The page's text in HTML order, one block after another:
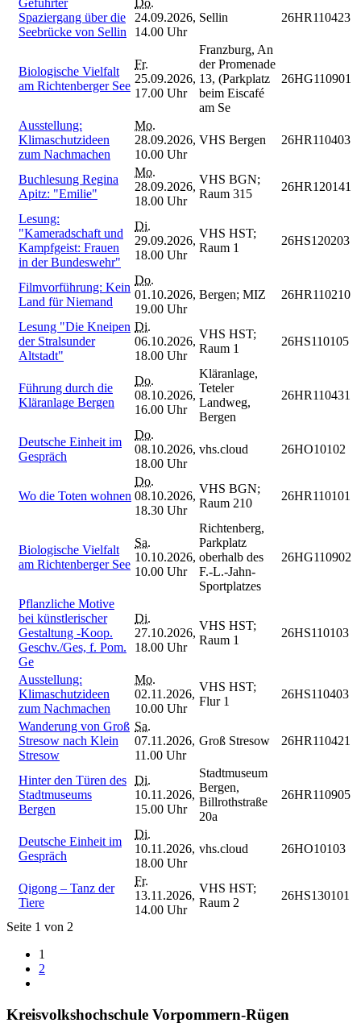
Spaziergang über die
Seebrücke von Sellin
24.09.2026,
14.00 Uhr
Sellin 26HR110423
Biologische Vielfalt
am Richtenberger See
Fr.
25.09.2026,
17.00 Uhr
Franzburg, An
der Promenade
13, (Parkplatz
beim Eiscafé
am Se
26HG110901
Ausstellung:
Klimaschutzideen
zum Nachmachen
Mo.
28.09.2026,
10.00 Uhr
VHS Bergen 26HR110403
Buchlesung Regina
Apitz: "Emilie"
Mo.
28.09.2026,
18.00 Uhr
VHS BGN;
Raum 315
26HR120141
Lesung:
"Kameradschaft und
Kampfgeist: Frauen
in der Bundeswehr"
Di.
29.09.2026,
18.00 Uhr
VHS HST;
Raum 1
26HS120203
Filmvorführung: Kein
Land für Niemand
Do.
01.10.2026,
19.00 Uhr
Bergen; MIZ 26HR110210
Lesung "Die Kneipen
der Stralsunder
Altstadt"
Di.
06.10.2026,
18.00 Uhr
VHS HST;
Raum 1
26HS110105
Führung durch die
Kläranlage Bergen
Do.
08.10.2026,
16.00 Uhr
Kläranlage,
Teteler
Landweg,
Bergen
26HR110431
Deutsche Einheit im
Gespräch
Do.
08.10.2026,
18.00 Uhr
vhs.cloud 26HO10102
Wo die Toten wohnen
Do.
08.10.2026,
18.30 Uhr
VHS BGN;
Raum 210
26HR110101
Biologische Vielfalt
am Richtenberger See
Sa.
10.10.2026,
10.00 Uhr
Richtenberg,
Parkplatz
oberhalb des
F.-L.-Jahn-
Sportplatzes
26HG110902
Pflanzliche Motive
bei künstlerischer
Gestaltung -Koop.
Geschv./Ges, f. Pom.
Ge
Di.
27.10.2026,
18.00 Uhr
VHS HST;
Raum 1
26HS110103
Ausstellung:
Klimaschutzideen
zum Nachmachen
Mo.
02.11.2026,
10.00 Uhr
VHS HST;
Flur 1
26HS110403
Wanderung von Groß
Stresow nach Klein
Stresow
Sa.
07.11.2026,
11.00 Uhr
Groß Stresow 26HR110421
Hinter den Türen des
Stadtmuseums
Bergen
Di.
10.11.2026,
15.00 Uhr
Stadtmuseum
Bergen,
Billrothstraße
20a
26HR110905
Deutsche Einheit im
Gespräch
Di.
10.11.2026,
18.00 Uhr
vhs.cloud 26HO10103
Qigong – Tanz der
Tiere
Fr.
13.11.2026,
14.00 Uhr
VHS HST;
Raum 2
26HS130101
Seite 1 von 2
1
2
Kreisvolkshochschule Vorpommern-Rügen